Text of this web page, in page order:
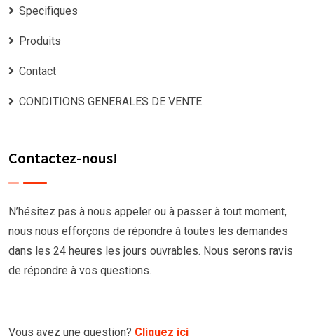
Specifiques
Produits
Contact
CONDITIONS GENERALES DE VENTE
Contactez-nous!
N’hésitez pas à nous appeler ou à passer à tout moment,
nous nous efforçons de répondre à toutes les demandes
dans les 24 heures les jours ouvrables. Nous serons ravis
de répondre à vos questions.
Vous avez une question? Cliquez ici